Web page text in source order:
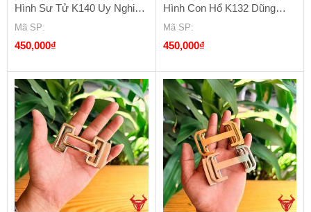
Hình Sư Tử K140 Uy Nghi
Và Đẳng Cấp
Mã SP:
450,000₫
Hình Con Hổ K132 Dũng
Mãnh Và Sang Trọng
Mã SP:
450,000₫